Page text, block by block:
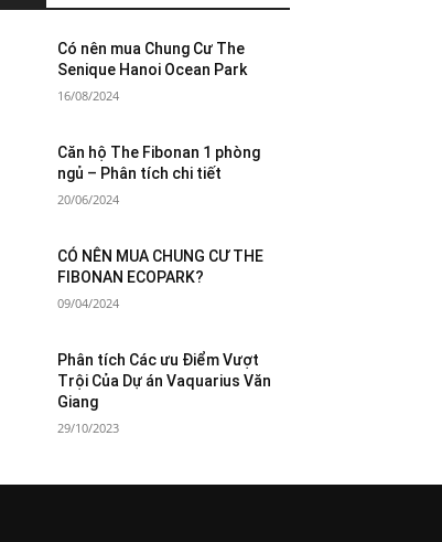
Có nên mua Chung Cư The
Senique Hanoi Ocean Park
16/08/2024
Căn hộ The Fibonan 1 phòng
ngủ – Phân tích chi tiết
20/06/2024
CÓ NÊN MUA CHUNG CƯ THE
FIBONAN ECOPARK?
09/04/2024
Phân tích Các ưu Điểm Vượt
Trội Của Dự án Vaquarius Văn
Giang
29/10/2023